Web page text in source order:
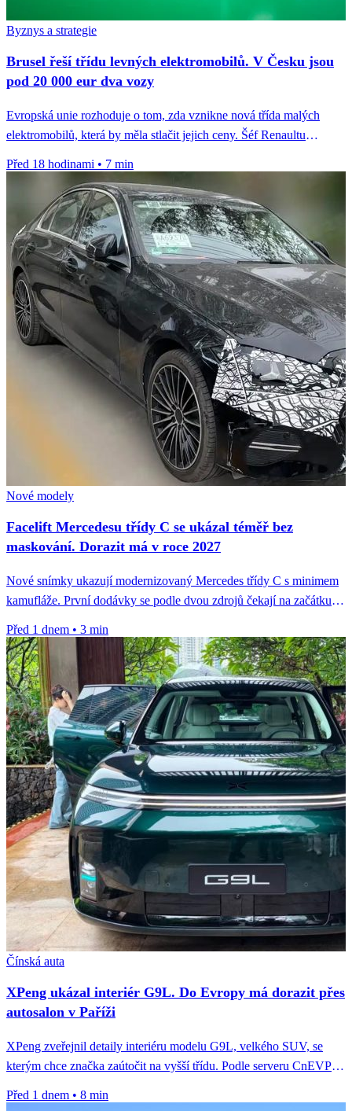
Byznys a strategie
Brusel řeší třídu levných elektromobilů. V Česku jsou
pod 20 000 eur dva vozy
Evropská unie rozhoduje o tom, zda vznikne nová třída malých
elektromobilů, která by měla stlačit jejich ceny. Šéf Renaultu
Před 18 hodinami • 7 min
Nové modely
Facelift Mercedesu třídy C se ukázal téměř bez
maskování. Dorazit má v roce 2027
Nové snímky ukazují modernizovaný Mercedes třídy C s minimem
kamufláže. První dodávky se podle dvou zdrojů čekají na začátku
Před 1 dnem • 3 min
Čínská auta
XPeng ukázal interiér G9L. Do Evropy má dorazit přes
autosalon v Paříži
XPeng zveřejnil detaily interiéru modelu G9L, velkého SUV, se
kterým chce značka zaútočit na vyšší třídu. Podle serveru CnEVPost
Před 1 dnem • 8 min